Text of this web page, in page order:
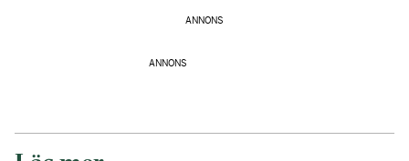
ANNONS
ANNONS